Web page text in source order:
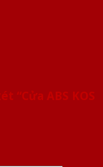
“Cửa ABS KOS